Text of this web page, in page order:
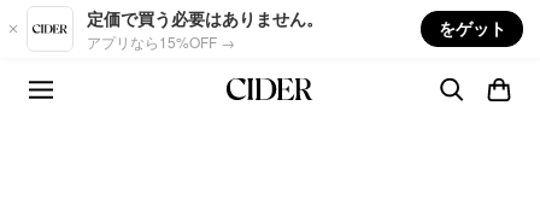
Skip to main content
定価で買う必要はありません。
アプリなら15%OFF →
をゲット